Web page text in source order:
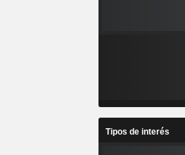
Tipos de interés